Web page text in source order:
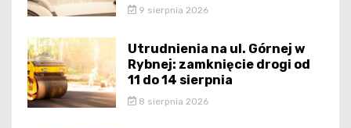
9 sierpnia 2026
Utrudnienia na ul. Górnej w
Rybnej: zamknięcie drogi od
11 do 14 sierpnia
8 sierpnia 2026